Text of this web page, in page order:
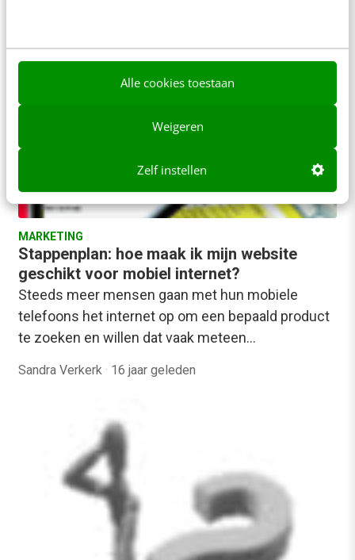
Alle cookies toestaan
Weigeren
Zelf instellen
MARKETING
Stappenplan: hoe maak ik mijn website
geschikt voor mobiel internet?
Steeds meer mensen gaan met hun mobiele
telefoons het internet op om een bepaald product
te zoeken en willen dat vaak meteen…
Sandra Verkerk · 16 jaar geleden